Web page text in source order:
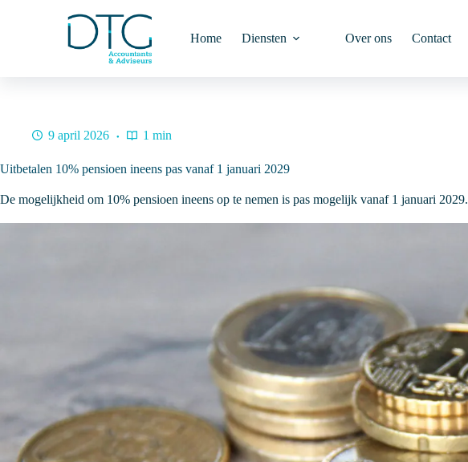
Home Diensten Over ons Contact
9 april 2026 1 min
Uitbetalen 10% pensioen ineens pas vanaf 1 januari 2029
De mogelijkheid om 10% pensioen ineens op te nemen is pas mogelijk vanaf 1 januari 2029.